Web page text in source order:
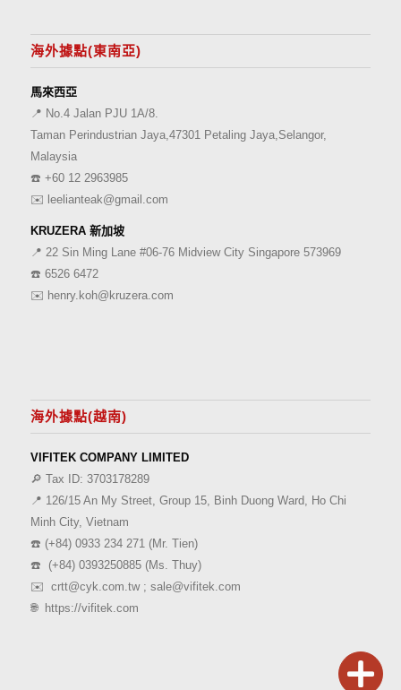
海外據點(東南亞)
馬來西亞
📍 No.4 Jalan PJU 1A/8.
Taman Perindustrian Jaya,47301 Petaling Jaya,Selangor,
Malaysia
☎️ +60 12 2963985
✉️ leelianteak@gmail.com
KRUZERA 新加坡
📍 22 Sin Ming Lane #06-76 Midview City Singapore 573969
☎️ 6526 6472
✉️ henry.koh@kruzera.com
海外據點(越南)
VIFITEK COMPANY LIMITED
🔎 Tax ID: 3703178289
📍 126/15 An My Street, Group 15, Binh Duong Ward, Ho Chi
Minh City, Vietnam
☎️ (+84) 0933 234 271 (Mr. Tien)
☎️ (+84) 0393250885(Ms. Thuy)
✉️ crtt@cyk.com.tw; sale@vifitek.com
🌐 https://vifitek.com